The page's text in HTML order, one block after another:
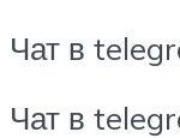
Чат в
Чат в